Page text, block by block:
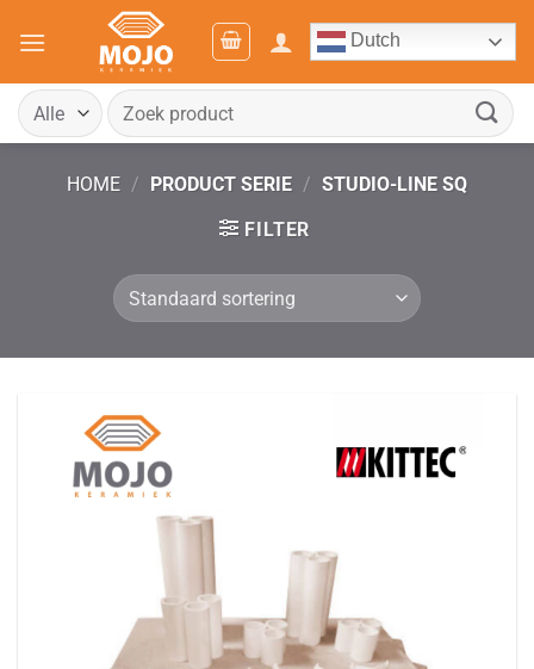
naar
Dutch
Zoeken
naar:
HOME / PRODUCT SERIE / STUDIO-LINE SQ
FILTER